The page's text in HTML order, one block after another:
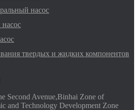
насос
твердых и жидких компонентов
Second Avenue,Binhai Zone of
and Technology Development Zone